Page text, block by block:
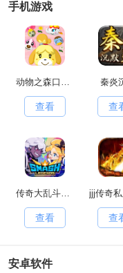
手机游戏
查看
秦炎
查
传奇大乱斗原版
查看 查
安卓软件